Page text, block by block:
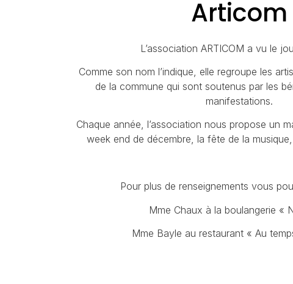
Articom
L’association ARTICOM a vu le
Comme son nom l’indique, elle regroupe les
de la commune qui sont soutenus par les
manifestations.
Chaque année, l’association nous propose un
week end de décembre, la fête de la
Pour plus de renseignements vous
Mme Chaux à la boulangerie «
Mme Bayle au restaurant « Au